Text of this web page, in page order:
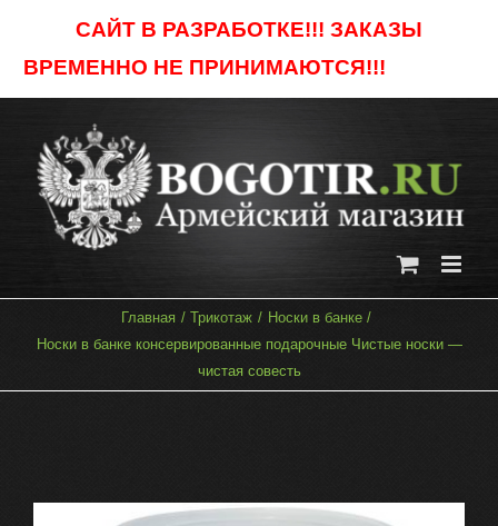
САЙТ В РАЗРАБОТКЕ!!! ЗАКАЗЫ
ВРЕМЕННО НЕ ПРИНИМАЮТСЯ!!!
content
Главная Трикотаж
Носки в банке
Носки в банке консервированные подарочные Чистые носки —
чистая совесть